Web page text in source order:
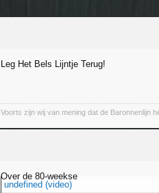
Leg Het Bels Lijntje Terug!
Voorts zijn wij van mening dat de Baronnenlijn
Over de 80-weekse
undefined (video)